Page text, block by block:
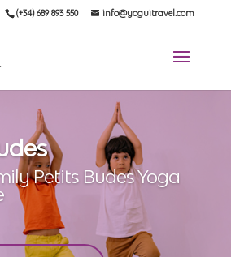
(+34) 689 893 550 info@yoguitravel.com
Petits Budes Yoga